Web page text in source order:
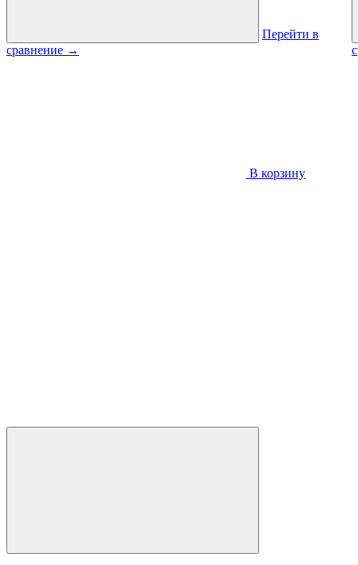
Перейти в
сравнение →
В корзину